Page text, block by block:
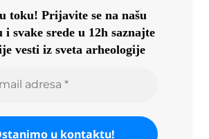
toku!Prijavite se na našu
svake srede u 12h saznajte
vesti iz sveta arheologije